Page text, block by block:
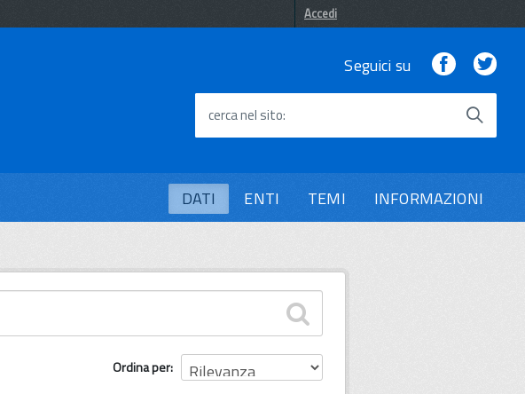
Accedi
Seguici su Facebook
cerca nel sito
DATI ENTI TEMI INFORMAZIONI
Ordina per